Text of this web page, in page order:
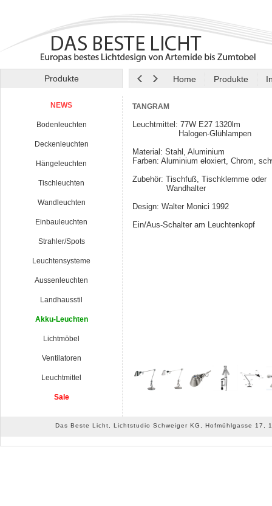
Produkte Home Produkte
NEWS
Bodenleuchten
Deckenleuchten
Hängeleuchten
Tischleuchten
Wandleuchten
Einbauleuchten
Strahler/Spots
Leuchtensysteme
Aussenleuchten
Landhausstil
Akku-Leuchten
Lichtmöbel
Ventilatoren
Leuchtmittel
Sale
TANGRAM
Leuchtmittel: 77W E27 1320lm
Halogen-Glühlampen
Material: Stahl, Aluminium
Farben: Aluminium eloxiert, Chrom,
Zubehör: Tischfuß, Tischklemme oder
Wandhalter
Design: Walter Monici 1992
Ein/Aus-Schalter am Leuchtenkopf
Das Beste Licht, Lichtstudio Schweiger KG, Hofmühlgasse